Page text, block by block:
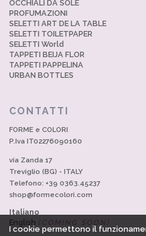
OCCHIALI DA SOLE
PROFUMAZIONI
SELETTI ART DE LA TABLE
SELETTI TOILETPAPER
SELETTI World
TAPPETI BEIJA FLOR
TAPPETI PAPPELINA
URBAN BOTTLES
CONTATTI
FORME e COLORI
P.Iva IT02276090160
via Zanda 17
Treviglio (BG) - ITALY
Telefono: +39 0363.45237
shop@formecolori.com
Italiano
English (COMING SOON)
I cookie permettono il